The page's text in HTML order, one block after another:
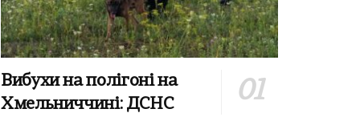
Вибухи на полігоні на
Хмельниччині: ДСНС